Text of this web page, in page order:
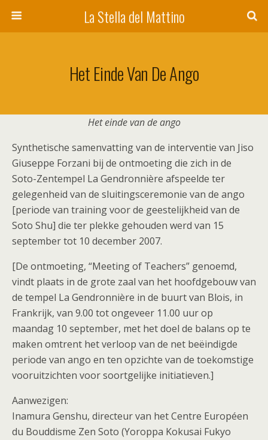
La Stella del Mattino
Het Einde Van De Ango
Het einde van de ango
Synthetische samenvatting van de interventie van Jiso
Giuseppe Forzani bij de ontmoeting die zich in de
Soto-Zentempel La Gendronnière afspeelde ter
gelegenheid van de sluitingsceremonie van de ango
[periode van training voor de geestelijkheid van de
Soto Shu] die ter plekke gehouden werd van 15
september tot 10 december 2007.
[De ontmoeting, “Meeting of Teachers” genoemd,
vindt plaats in de grote zaal van het hoofdgebouw van
de tempel La Gendronnière in de buurt van Blois, in
Frankrijk, van 9.00 tot ongeveer 11.00 uur op
maandag 10 september, met het doel de balans op te
maken omtrent het verloop van de net beëindigde
periode van ango en ten opzichte van de toekomstige
vooruitzichten voor soortgelijke initiatieven.]
Aanwezigen:
Inamura Genshu, directeur van het Centre Européen
du Bouddisme Zen Soto (Yoroppa Kokusai Fukyo